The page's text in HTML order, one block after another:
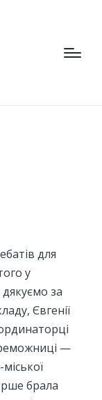
для
у
дякуємо за
Євгенії
—
брала